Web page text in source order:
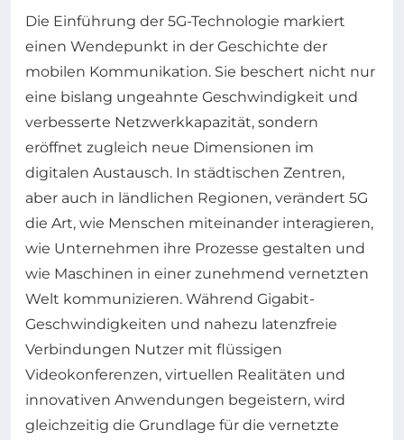
Die Einführung der 5G-Technologie markiert
einen Wendepunkt in der Geschichte der
mobilen Kommunikation. Sie beschert nicht nur
eine bislang ungeahnte Geschwindigkeit und
verbesserte Netzwerkkapazität, sondern
eröffnet zugleich neue Dimensionen im
digitalen Austausch. In städtischen Zentren,
aber auch in ländlichen Regionen, verändert 5G
die Art, wie Menschen miteinander interagieren,
wie Unternehmen ihre Prozesse gestalten und
wie Maschinen in einer zunehmend vernetzten
Welt kommunizieren. Während Gigabit-
Geschwindigkeiten und nahezu latenzfreie
Verbindungen Nutzer mit flüssigen
Videokonferenzen, virtuellen Realitäten und
innovativen Anwendungen begeistern, wird
gleichzeitig die Grundlage für die vernetzte